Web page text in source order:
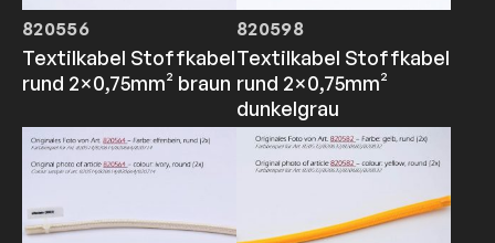
820556
Textilkabel Stoffkabel
rund 2×0,75mm² braun
820598
Textilkabel Stoffkabel
rund 2×0,75mm²
dunkelgrau